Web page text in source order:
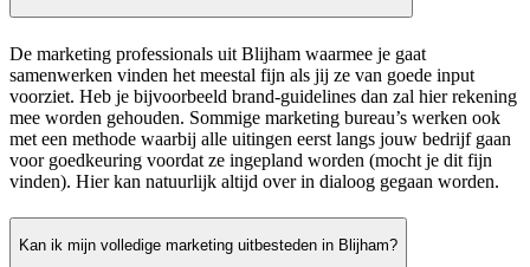
De marketing professionals uit Blijham waarmee je gaat
samenwerken vinden het meestal fijn als jij ze van goede input
voorziet. Heb je bijvoorbeeld brand-guidelines dan zal hier rekening
mee worden gehouden. Sommige marketing bureau’s werken ook
met een methode waarbij alle uitingen eerst langs jouw bedrijf gaan
voor goedkeuring voordat ze ingepland worden (mocht je dit fijn
vinden). Hier kan natuurlijk altijd over in dialoog gegaan worden.
Kan ik mijn volledige marketing uitbesteden in Blijham?